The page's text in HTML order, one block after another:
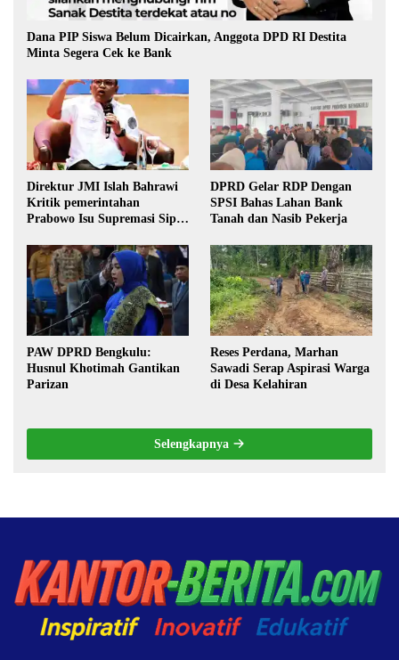
Dana PIP Siswa Belum Dicairkan, Anggota DPD RI Destita
Minta Segera Cek ke Bank
Direktur JMI Islah Bahrawi
Kritik pemerintahan
Prabowo Isu Supremasi Sipil,
Pilkada oleh DPRD
DPRD Gelar RDP Dengan
SPSI Bahas Lahan Bank
Tanah dan Nasib Pekerja
PAW DPRD Bengkulu:
Husnul Khotimah Gantikan
Parizan
Reses Perdana, Marhan
Sawadi Serap Aspirasi Warga
di Desa Kelahiran
Selengkapnya